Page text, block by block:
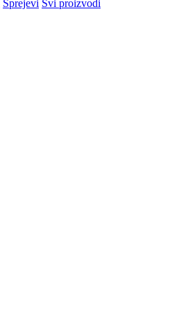
Sprejevi Svi proizvodi